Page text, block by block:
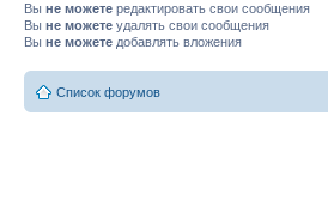
Вы не можете редактировать свои сообщения
Вы не можете удалять свои сообщения
Вы не можете добавлять вложения
Список форумов